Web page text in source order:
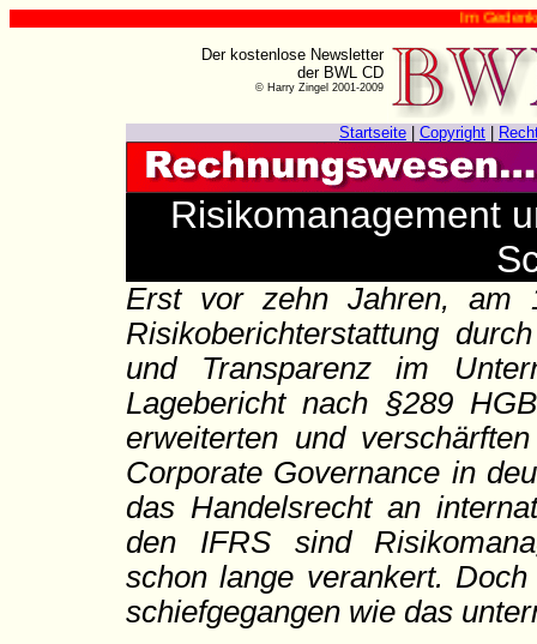
Im Gedenken
Der kostenlose Newsletter
der BWL CD
© Harry Zingel 2001-2009
Startseite Copyright
Risikomanagement
Erst vor zehn Jahren, am
Risikoberichterstattung
und Transparenz im
Lagebericht nach §289
erweiterten und
Corporate Governance in
das Handelsrecht an
den IFRS sind
schon lange verankert.
schiefgegangen wie das